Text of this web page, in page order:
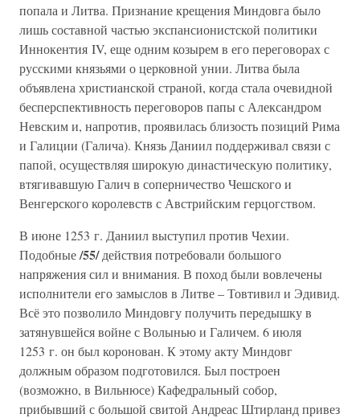
попала и Литва. Признание крещения Миндовга было
лишь составной частью экспансионистской политики
Иннокентия IV, еще одним козырем в его переговорах с
русскими князьями о церковной унии. Литва была
объявлена христианской страной, когда стала очевидной
бесперспективность переговоров папы с Александром
Невским и, напротив, проявилась близость позиций Рима
и Галиции (Галича). Князь Даниил поддерживал связи с
папой, осуществляя широкую династическую политику,
втягивавшую Галич в соперничество Чешского и
Венгерского королевств с Австрийским герцогством.
В июне 1253 г. Даниил выступил против Чехии.
Подобные/55/действия потребовали большого
напряжения сил и внимания. В поход были вовлечены
исполнители его замыслов в Литве – Товтивил и Эдивид.
Всё это позволило Миндовгу получить передышку в
затянувшейся войне с Волынью и Галичем. 6 июля
1253 г. он был коронован. К этому акту Миндовг
должным образом подготовился. Был построен
(возможно, в Вильнюсе) Кафедральный собор,
прибывший с большой свитой Андреас Штирланд привез